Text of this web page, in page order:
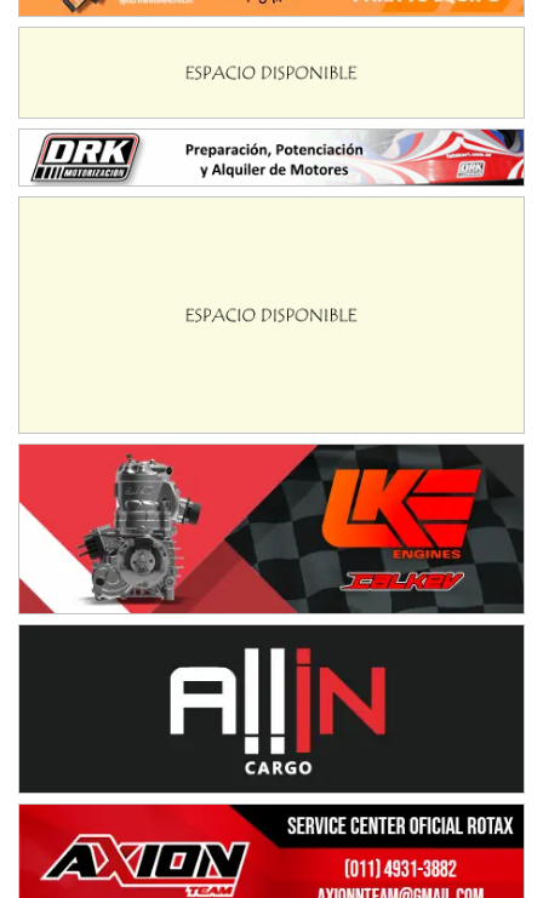
Ciudad de Avellaneda (Asfalto)
Avellaneda (Santa Fe)
SUR SANTAFESINO - F4
Rufino (Santa Fe)
TUCUMANO - F5
Juan Navarro (Asfalto)